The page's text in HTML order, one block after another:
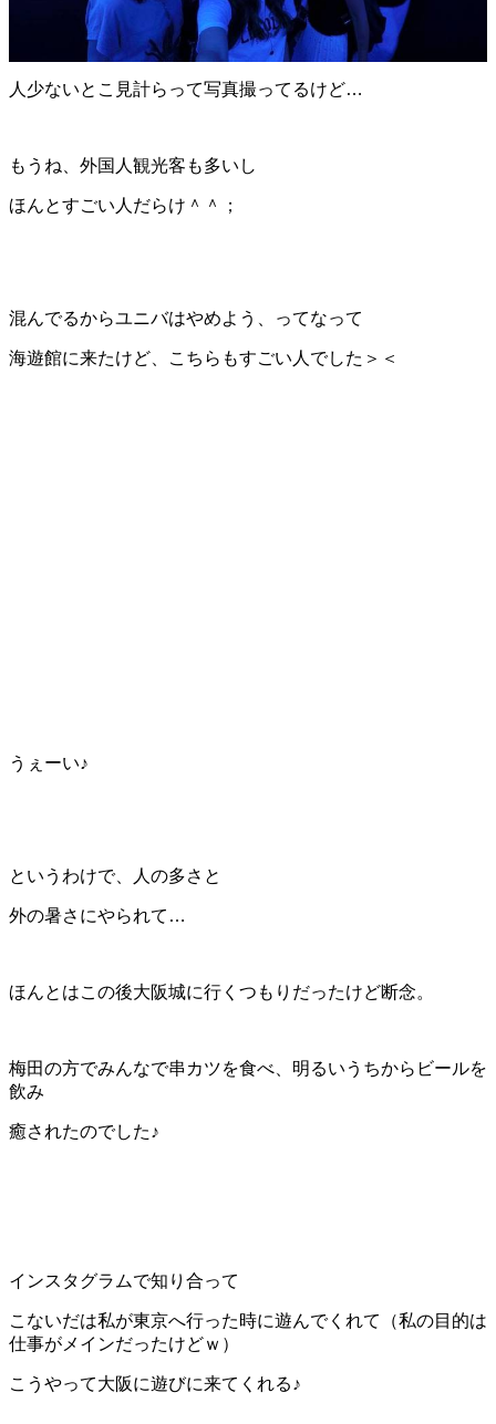
人少ないとこ見計らって写真撮ってるけど…
もうね、外国人観光客も多いし
ほんとすごい人だらけ＾＾；
混んでるからユニバはやめよう、ってなって
海遊館に来たけど、こちらもすごい人でした＞＜
うぇーい♪
というわけで、人の多さと
外の暑さにやられて…
ほんとはこの後大阪城に行くつもりだったけど断念。
梅田の方でみんなで串カツを食べ、明るいうちからビールを
飲み
癒されたのでした♪
インスタグラムで知り合って
こないだは私が東京へ行った時に遊んでくれて（私の目的は
仕事がメインだったけどｗ）
こうやって大阪に遊びに来てくれる♪